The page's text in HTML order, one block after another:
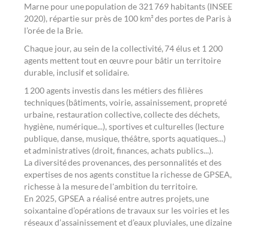
Marne pour une population de 321 769 habitants (INSEE
2020), répartie sur près de 100 km² des portes de Paris à
l’orée de la Brie.
Chaque jour, au sein de la collectivité, 74 élus et 1 200
agents mettent tout en œuvre pour bâtir un territoire
durable, inclusif et solidaire.
1 200 agents investis dans les métiers des filières
techniques (bâtiments, voirie, assainissement, propreté
urbaine, restauration collective, collecte des déchets,
hygiène, numérique...), sportives et culturelles (lecture
publique, danse, musique, théâtre, sports aquatiques...)
et administratives (droit, finances, achats publics...).
La diversité des provenances, des personnalités et des
expertises de nos agents constitue la richesse de GPSEA,
richesse à la mesure de l'ambition du territoire.
En 2025, GPSEA a réalisé entre autres projets, une
soixantaine d’opérations de travaux sur les voiries et les
réseaux d’assainissement et d’eaux pluviales, une dizaine